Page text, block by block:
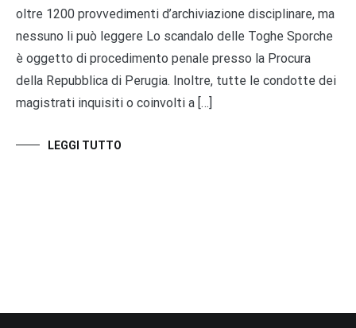
oltre 1200 provvedimenti d’archiviazione disciplinare, ma
nessuno li può leggere Lo scandalo delle Toghe Sporche
è oggetto di procedimento penale presso la Procura
della Repubblica di Perugia. Inoltre, tutte le condotte dei
magistrati inquisiti o coinvolti a […]
LEGGI TUTTO